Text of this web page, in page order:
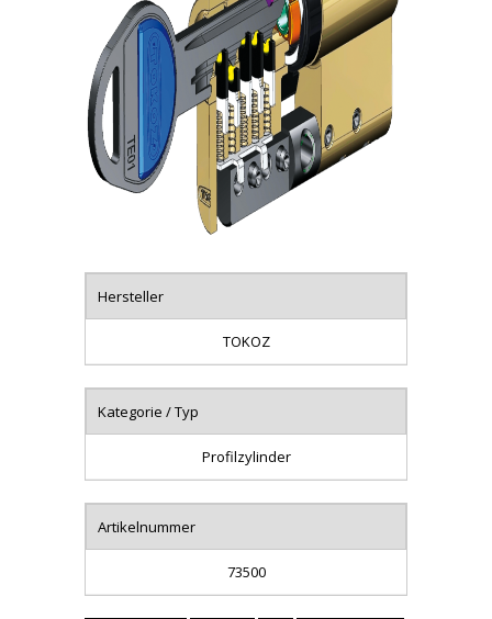
Hersteller
TOKOZ
Kategorie / Typ
Profilzylinder
Artikelnummer
73500